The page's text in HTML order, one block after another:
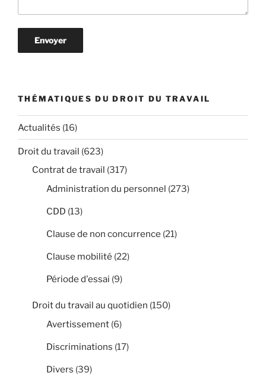
THÉMATIQUES DU DROIT DU TRAVAIL
Actualités (16)
Droit du travail (623)
Contrat de travail (317)
Administration du personnel (273)
CDD (13)
Clause de non concurrence (21)
Clause mobilité (22)
Période d'essai (9)
Droit du travail au quotidien (150)
Avertissement (6)
Discriminations (17)
Divers (39)